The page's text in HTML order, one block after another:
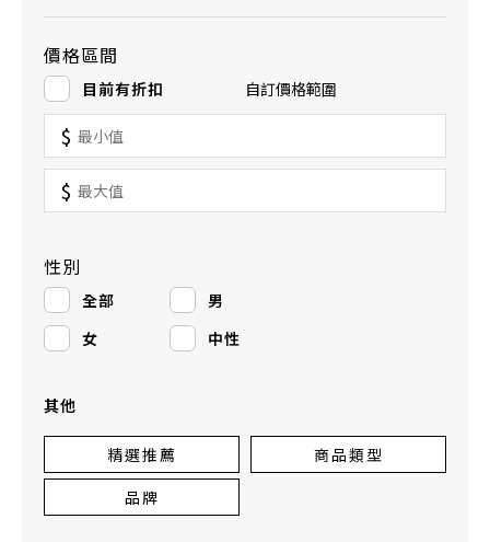
價格區間
目前有折扣 自訂價格範圍
$
$
性別
全部
男
女
中性
其他
精選推薦
商品類型
品牌